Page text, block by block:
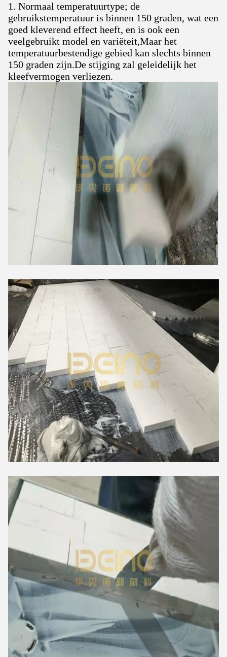
1. Normaal temperatuurtype; de
gebruikstemperatuur is binnen 150 graden, wat een
goed kleverend effect heeft, en is ook een
veelgebruikt model en variëteit,Maar het
temperatuurbestendige gebied kan slechts binnen
150 graden zijn.De stijging zal geleidelijk het
kleefvermogen verliezen.